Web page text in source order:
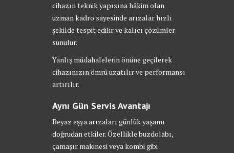
cihazın teknik yapısına hâkim olan
uzman kadro sayesinde arızalar hızlı
şekilde tespit edilir ve kalıcı çözümler
sunulur.
Yanlış müdahalelerin önüne geçilerek
cihazınızın ömrü uzatılır ve performansı
artırılır.
Aynı Gün Servis Avantajı
Beyaz eşya arızaları günlük yaşamı
doğrudan etkiler. Özellikle buzdolabı,
çamaşır makinesi veya kombi gibi